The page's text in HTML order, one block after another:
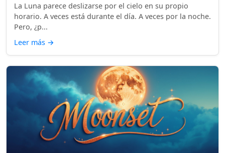
La Luna parece deslizarse por el cielo en su propio
horario. A veces está durante el día. A veces por la noche.
Pero, ¿p...
Leer más →